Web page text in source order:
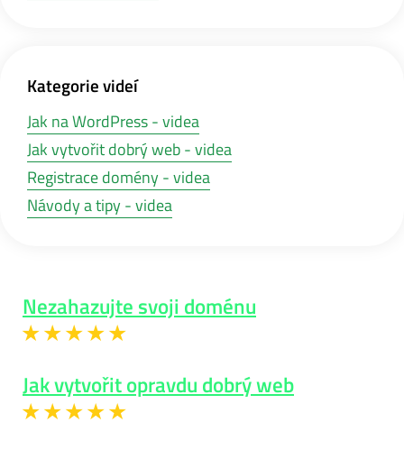
Kategorie videí
Jak na WordPress - videa
Jak vytvořit dobrý web - videa
Registrace domény - videa
Návody a tipy - videa
Nezahazujte svoji doménu
Jak vytvořit opravdu dobrý web